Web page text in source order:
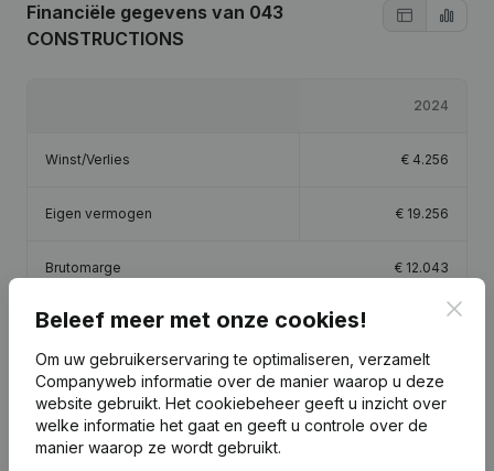
Financiële gegevens van 043
CONSTRUCTIONS
2024
Winst/Verlies € 4.256
Eigen vermogen € 19.256
Brutomarge € 12.043
Publicatiesvan 043 CONSTRUCTIONS
Beleef meer met onze cookies!
Om uw gebruikerservaring te optimaliseren, verzamelt
Companyweb informatie over de manier waarop u deze
website gebruikt. Het cookiebeheer geeft u inzicht over
welke informatie het gaat en geeft u controle over de
manier waarop ze wordt gebruikt.